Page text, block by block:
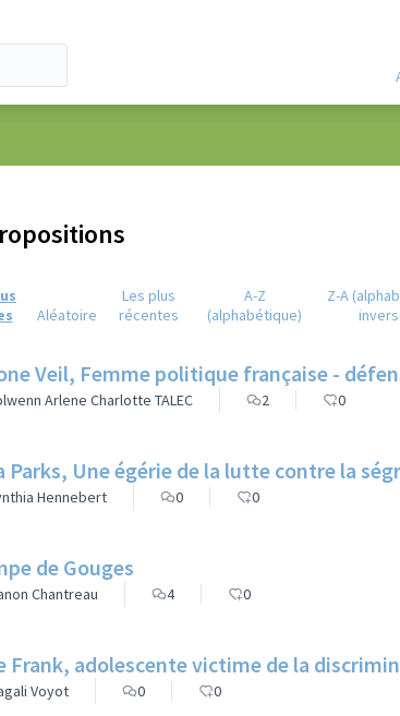
Aléatoire
Les plus
récentes
A-Z
(alphabétique)
Z-A
Veil, Femme politique française -
Arlene Charlotte TALEC 2 0
Parks, Une égérie de la lutte contre la
Hennebert 0 0
de Gouges
Chantreau 4 0
Frank, adolescente victime de la
Voyot 0 0